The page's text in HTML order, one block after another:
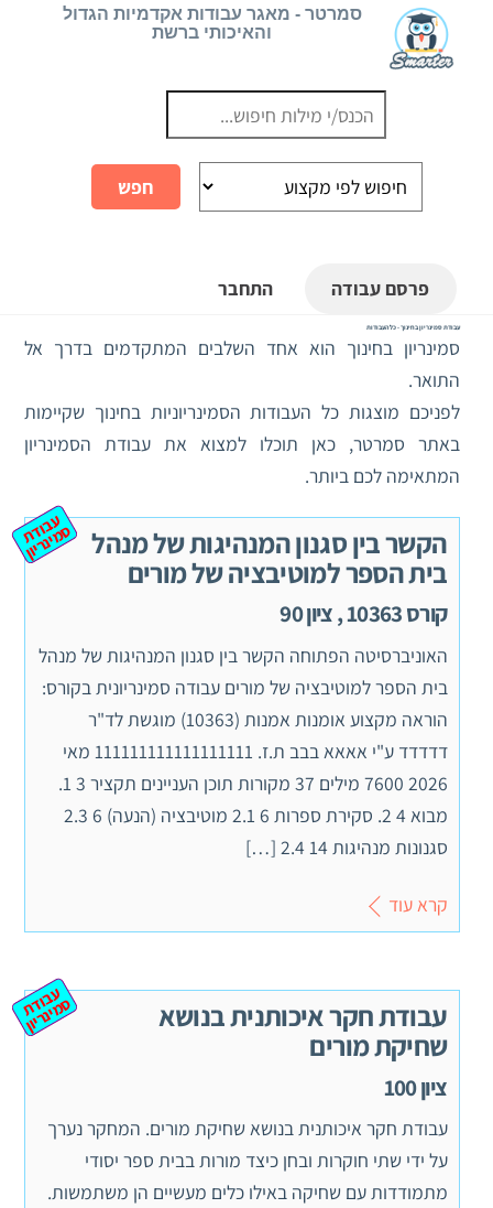
סמרטר - מאגר עבודות אקדמיות הגדול
והאיכותי ברשת
פרסם עבודה התחבר
עבודת סמינריון בחינוך - כל העבודות
סמינריון בחינוך הוא אחד השלבים המתקדמים בדרך אל
התואר.
לפניכם מוצגות כל העבודות הסמינריוניות בחינוך שקיימות
באתר סמרטר, כאן תוכלו למצוא את עבודת הסמינריון
המתאימה לכם ביותר.
הקשר בין סגנון המנהיגות של מנהל
בית הספר למוטיבציה של מורים
קורס 10363 , ציון 90
ע
ב
וד
ת
ס
מ
ינ
ר
יון
האוניברסיטה הפתוחה הקשר בין סגנון המנהיגות של מנהל
בית הספר למוטיבציה של מורים עבודה סמינריונית בקורס:
הוראה מקצוע אומנות אמנות (10363) מוגשת לד"ר
דדדדד ע"י אאאא בבב ת.ז. 111111111111111111 מאי
2026 7600 מילים 37 מקורות תוכן העניינים תקציר 3 1.
מבוא 4 2. סקירת ספרות 6 2.1 מוטיבציה (הנעה) 6 2.3
סגנונות מנהיגות 14 2.4 […]
קרא עוד
עבודת חקר איכותנית בנושא
שחיקת מורים
ציון 100
ע
ב
וד
ת
ס
מ
ינ
ר
יון
עבודת חקר איכותנית בנושא שחיקת מורים. המחקר נערך
על ידי שתי חוקרות ובחן כיצד מורות בבית ספר יסודי
מתמודדות עם שחיקה באילו כלים מעשיים הן משתמשות.